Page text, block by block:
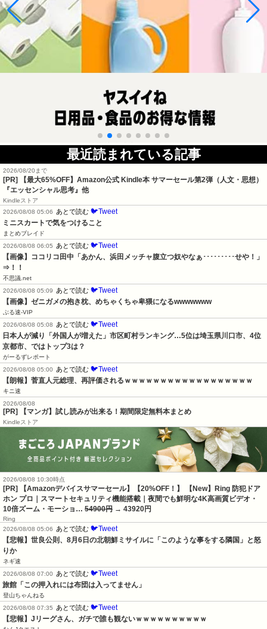
最近読まれている記事
2026/08/20まで
[PR]
【最大65%OFF】Amazon公式 Kindle本 サマーセール第2弾（人文・思想）
『エッセンシャル思考』他
Kindleストア
2026/08/08 05:06
あとで読む 🐦Tweet
ミニスカートで気をつけること
まとめブレイド
2026/08/08 06:05
あとで読む 🐦Tweet
【画像】ココリコ田中「あかん、浜田メッチャ腹立つ奴やなぁ･････････せや！」
⇒！！
不思議.net
2026/08/08 05:09
あとで読む 🐦Tweet
【画像】ゼニガメの抱き枕、めちゃくちゃ卑猥になるwwwwwww
ぶる速-VIP
2026/08/08 05:08
あとで読む 🐦Tweet
日本人が減り「外国人が増えた」市区町村ランキング…5位は埼玉県川口市、4位
京都市、ではトップ3は？
がーるずレポート
2026/08/08 05:00
あとで読む 🐦Tweet
【朗報】菅直人元総理、再評価されるｗｗｗｗｗｗｗｗｗｗｗｗｗｗｗｗｗｗ
キニ速
2026/08/08
[PR] 【マンガ】試し読みが出来る！期間限定無料本まとめ
Kindleストア
2026/08/08 10:30時点
[PR] 【Amazonデバイスサマーセール】【20%OFF！】 【New】Ring 防犯ドア
ホン プロ｜スマートセキュリティ機能搭載｜夜間でも鮮明な4K高画質ビデオ・
10倍ズーム・モーショ… 54900円 → 43920円
Ring
2026/08/08 05:06
あとで読む 🐦Tweet
【悲報】世良公則、8月6日の北朝鮮ミサイルに「このような事をする隣国」と怒
りか
ネギ速
2026/08/08 07:00
あとで読む 🐦Tweet
旅館「この押入れには布団は入ってません」
登山ちゃんねる
2026/08/08 07:35
あとで読む 🐦Tweet
【悲報】Jリーグさん、ガチで誰も観ないｗｗｗｗｗｗｗｗｗｗ